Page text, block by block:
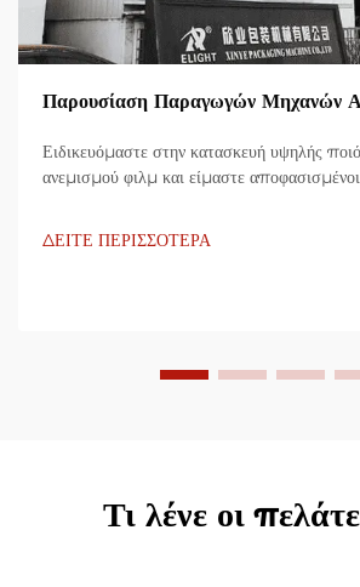
Παρουσίαση Παραγωγών Μηχανών
Ειδικευόμαστε στην κατασκευή υψηλής
ανεμισμού φιλμ και είμαστε
τεχνολογία, είναι υψίστης αποδοτικότητας,
ΔΕΙΤΕ ΠΕΡΙΣΣΟΤΕΡΑ
Τι λένε οι